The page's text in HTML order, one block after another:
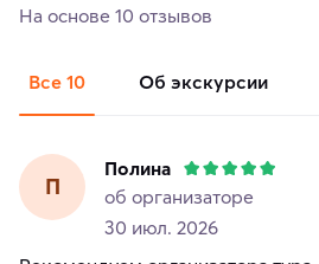
На основе 10 отзывов
Все 10 об экскурсии
П
Полина
об организаторе
30 июл. 2026